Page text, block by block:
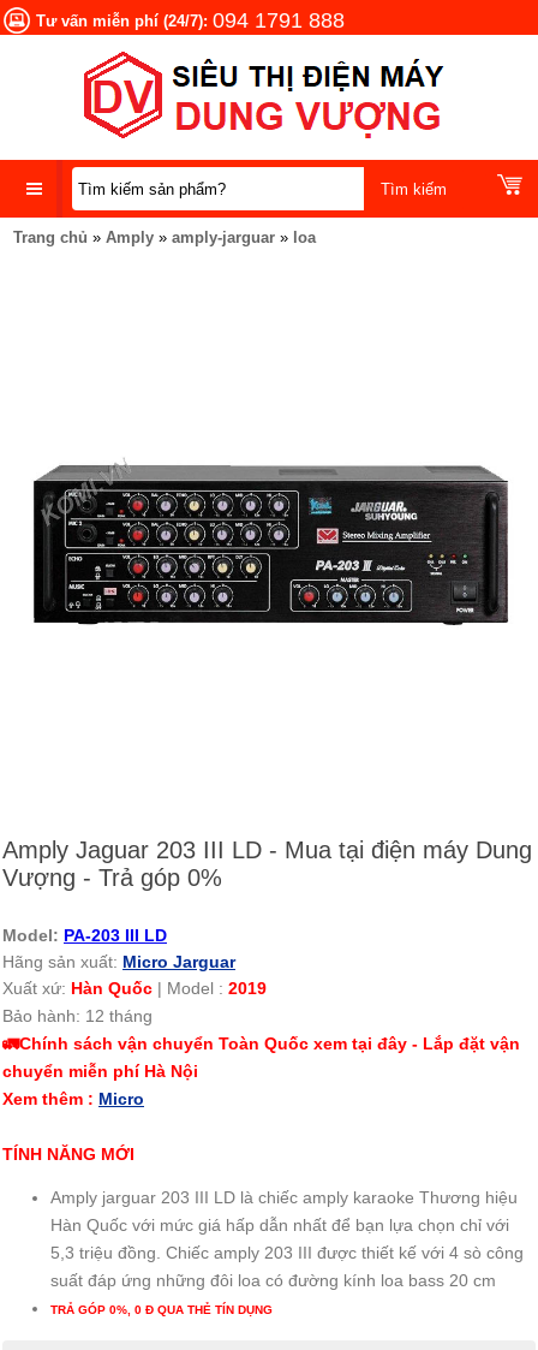
Tư vấn miễn phí (24/7): 094 1791 888
DANH
Trang chủ » Amply » amply-jarguar » loa
Amply Jaguar 203 III LD - Mua tại điện máy Dung
Vượng - Trả góp 0%
Model: PA-203 III LD
Hãng sản xuất: Micro Jarguar
Xuất xứ: Hàn Quốc | Model : 2019
Bảo hành: 12 tháng
🚛Chính sách vận chuyển Toàn Quốc xem tại đây - Lắp đặt vận
chuyển miễn phí Hà Nội
Xem thêm : Micro
TÍNH NĂNG MỚI
Amply jarguar 203 III LD là chiếc amply karaoke Thương hiệu
Hàn Quốc với mức giá hấp dẫn nhất để bạn lựa chọn chỉ với
5,3 triệu đồng. Chiếc amply 203 III được thiết kế với 4 sò công
suất đáp ứng những đôi loa có đường kính loa bass 20 cm
TRẢ GÓP 0%, 0 Đ QUA THẺ TÍN DỤNG